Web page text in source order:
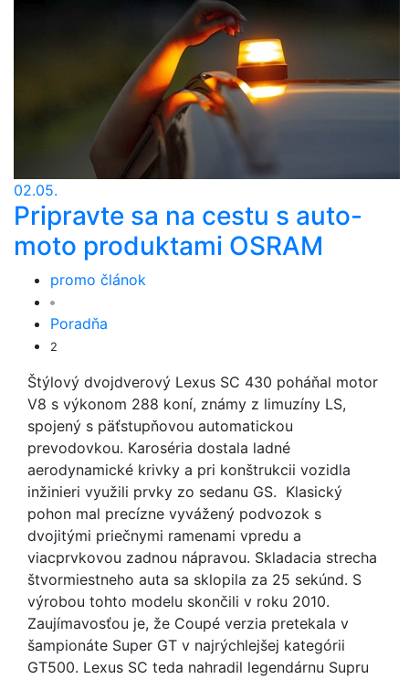
02.05.
Pripravte sa na cestu s auto-
moto produktami OSRAM
promo článok
Poradňa
2
Štýlový dvojdverový Lexus SC 430 poháňal motor
V8 s výkonom 288 koní, známy z limuzíny LS,
spojený s päťstupňovou automatickou
prevodovkou. Karoséria dostala ladné
aerodynamické krivky a pri konštrukcii vozidla
inžinieri využili prvky zo sedanu GS. Klasický
pohon mal precízne vyvážený podvozok s
dvojitými priečnymi ramenami vpredu a
viacprvkovou zadnou nápravou. Skladacia strecha
štvormiestneho auta sa sklopila za 25 sekúnd. S
výrobou tohto modelu skončili v roku 2010.
Zaujímavosťou je, že Coupé verzia pretekala v
šampionáte Super GT v najrýchlejšej kategórii
GT500. Lexus SC teda nahradil legendárnu Supru